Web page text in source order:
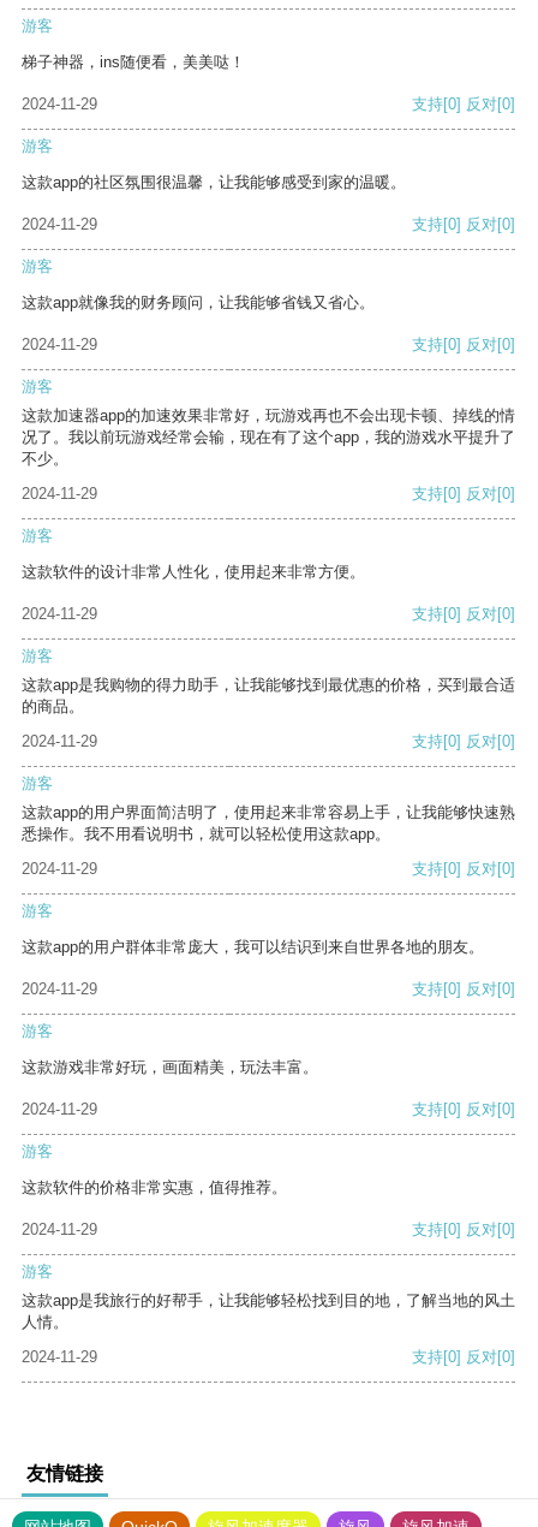
游客
梯子神器，ins随便看，美美哒！
2024-11-29 支持[0] 反对[0]
游客
这款app的社区氛围很温馨，让我能够感受到家的温暖。
2024-11-29 支持[0] 反对[0]
游客
这款app就像我的财务顾问，让我能够省钱又省心。
2024-11-29 支持[0] 反对[0]
游客
这款加速器app的加速效果非常好，玩游戏再也不会出现卡顿、掉线的情
况了。我以前玩游戏经常会输，现在有了这个app，我的游戏水平提升了
不少。
2024-11-29
支持[0] 反对[0]
游客
这款软件的设计非常人性化，使用起来非常方便。
2024-11-29 支持[0] 反对[0]
游客
这款app是我购物的得力助手，让我能够找到最优惠的价格，买到最合适
的商品。
2024-11-29
支持[0] 反对[0]
游客
这款app的用户界面简洁明了，使用起来非常容易上手，让我能够快速熟
悉操作。我不用看说明书，就可以轻松使用这款app。
2024-11-29
支持[0] 反对[0]
游客
这款app的用户群体非常庞大，我可以结识到来自世界各地的朋友。
2024-11-29 支持[0] 反对[0]
游客
这款游戏非常好玩，画面精美，玩法丰富。
2024-11-29 支持[0] 反对[0]
游客
这款软件的价格非常实惠，值得推荐。
2024-11-29 支持[0] 反对[0]
游客
这款app是我旅行的好帮手，让我能够轻松找到目的地，了解当地的风土
人情。
2024-11-29
支持[0] 反对[0]
友情链接